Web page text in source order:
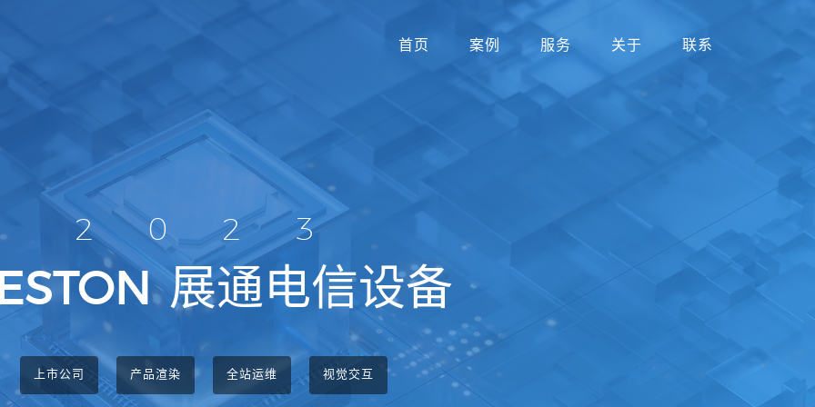
首页 案例 服务 关于 联系
2023
展通电信设备
上市公司 产品渲染 全站运维 视觉交互